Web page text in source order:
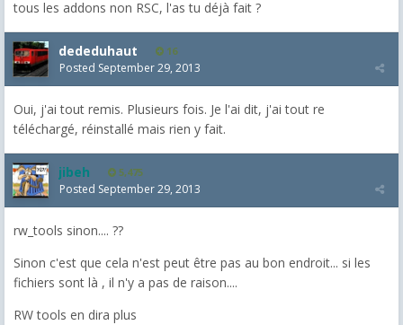
tous les addons non RSC, l'as tu déjà fait ?
dededuhaut 16
Posted September 29, 2013
Oui, j'ai tout remis. Plusieurs fois. Je l'ai dit, j'ai tout re
téléchargé, réinstallé mais rien y fait.
jibeh 5,475
Posted September 29, 2013
rw_tools sinon.... ??
Sinon c'est que cela n'est peut être pas au bon endroit... si les
fichiers sont là , il n'y a pas de raison....
RW tools en dira plus